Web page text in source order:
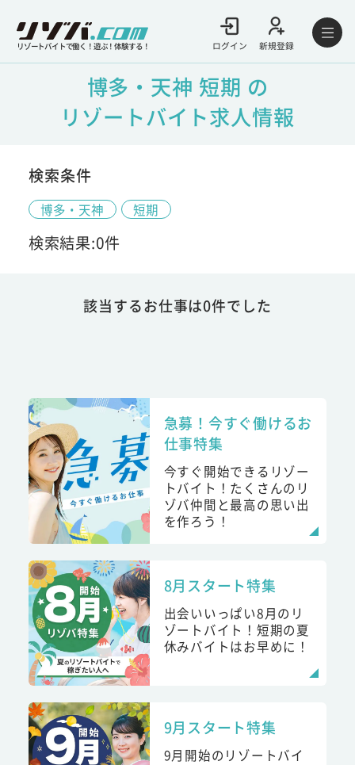
リゾートバイトで働く！遊ぶ！体験する！ ログイン 新規登録
博多・天神 短期 の
リゾートバイト求人情報
検索条件
博多・天神 短期
検索結果:0件
該当するお仕事は0件でした
急募！今すぐ働けるお
仕事特集
今すぐ開始できるリゾー
トバイト！たくさんのリ
ゾバ仲間と最高の思い出
を作ろう！
8月スタート特集
出会いいっぱい8月のリ
ゾートバイト！短期の夏
休みバイトはお早めに！
9月スタート特集
9月開始のリゾートバイ